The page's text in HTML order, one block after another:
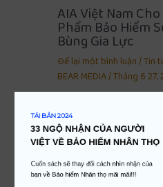
AIA Việt Nam
Phẩm Bảo Hiểm
Bùng Gia Lực
Để lại một bình luận/Tin
BEAR MEDIA/Tháng 6 27,
33 NGỘ NHẬN CỦA NGƯỜI
VIỆT VỀ BẢO HIỂM NHÂN THỌ
Cuốn sách sẽ thay đổi cách nhìn nhận của
bạn về Bảo hiểm Nhân thọ mãi mãi!!!
TÁI BẢN 2024